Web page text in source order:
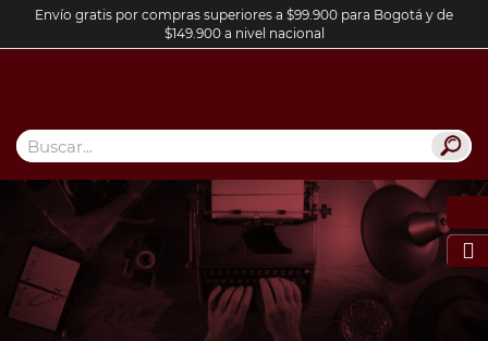
Envío gratis por compras superiores a $99.900 para Bogotá y de
$149.900 a nivel nacional
